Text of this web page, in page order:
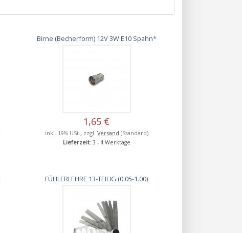
Birne (Becherform) 12V 3W E10 Spahn*
1,65 €
inkl. 19% USt., zzgl. Versand (Standard)
Lieferzeit: 3 - 4 Werktage
FÜHLERLEHRE 13-TEILIG (0.05-1.00)